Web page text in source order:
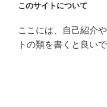
このサイトについて
ここには、自己紹介
トの類を書くと良いで